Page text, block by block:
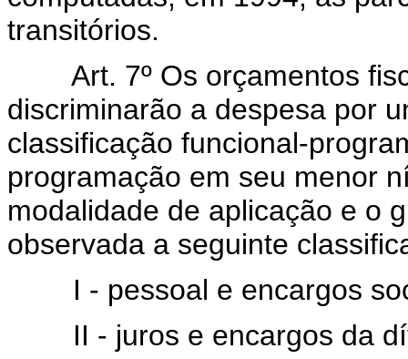
transitórios.
Art. 7º Os orçamentos
discriminarão a despesa por
classificação funcional-
programação em seu menor
modalidade de aplicação e o
observada a seguinte
I - pessoal e encargos
II - juros e encargos da